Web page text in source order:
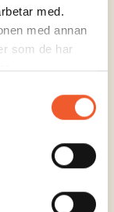
med.
med annan
som de har